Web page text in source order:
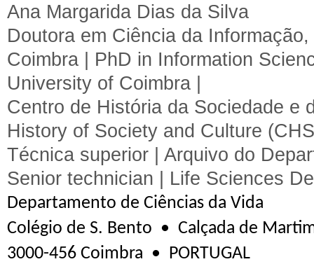
Ana Margarida Dias da Silva
Doutora em Ciência da
Coimbra | PhD in Information
University of Coimbra |
Centro de História da Sociedade e
History of Society and Culture
Técnica superior | Arquivo do
Senior technician | Life Sciences
Departamento de Ciências da Vida
Colégio de S. Bento • Calçada de
3000-456 Coimbra • PORTUGAL